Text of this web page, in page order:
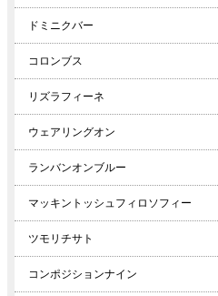
ドミニクバー
コロンブス
リズラフィーネ
ウェアリングオン
ランバンオンブルー
マッキントッシュフィロソフィー
ツモリチサト
コンポジションナイン